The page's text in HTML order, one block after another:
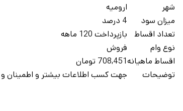
شهر
ارومیه
ميزان سود
4 درصد
تعداد اقساط
بازپرداخت 120 ماهه
نوع وام
فروش
اقساط ماهيانه708,451 تومان
توضيحات
جهت کسب اطلاعات بيشتر و اطمينان